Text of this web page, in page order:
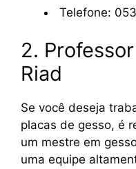
Telefone:
2.
Riad
Se você deseja
placas de gesso, é
um mestre em
uma equipe